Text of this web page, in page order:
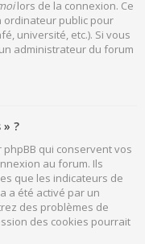
lors de la connexion. Ce
ordinateur public pour
université, etc.). Si vous
administrateur du forum
?
qui conservent vos
au forum. Ils
que les indicateurs de
a été activé par un
des problèmes de
des cookies pourrait